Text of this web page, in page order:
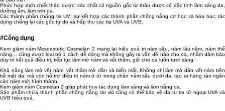
Phức hợp dịch chiết thảo dược: các chất có nguồn gốc từ thảo dược có đặc tính làm sáng da,
dưỡng ẩm, làm mịn da.
Các thành phần chống tia UV: sự kết hợp các thành phần chống nắng cơ học và hóa học, tác
dụng chống lại các gốc tự do và hấp thu các tia UVA và UVB.
#Công dụng
Kem giảm nám Mesoestetic Cosmelan 2 mang lại hiệu quả trị nám sâu, nám lâu năm, nám thể
nặng… cũng được loại bỏ 1 cách dễ dàng mà không gây ra vấn đề nào cho da, nhằm đảm bảo
duy trì kết quả điều trị, tiếp tục làm mờ nám và vết thâm, giữ cho da luôn tươi sáng.
Khả năng làm mờ vết nám, vết thâm mờ dần và biến mất. Không chỉ làm mờ dần vết nám trên
bề mặt da, mà còn hỗ trợ điều trị nám ở từ trong chân nám sâu dưới da, tạo ra hàng rào ngăn
cản nám mới hình thành.
Kem giảm nám Cosmelan 2 giúp phát huy tác dụng làm sáng và làm trắng da.
Sản phẩm chứa thành phần chống nắng do đó cũng có thể bảo vệ da từ tia tử ngoại UVA và
UVB hiệu quả.